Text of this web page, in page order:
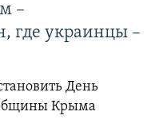
–
где украинцы –
День
Крыма